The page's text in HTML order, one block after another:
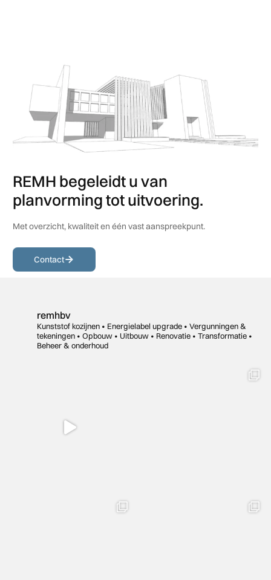
REMH begeleidt u van
planvorming tot uitvoering.
Met overzicht, kwaliteit en één vast aanspreekpunt.
Contact
remhbv
Kunststof kozijnen • Energielabel upgrade • Vergunningen &
tekeningen • Opbouw • Uitbouw • Renovatie • Transformatie •
Beheer & onderhoud